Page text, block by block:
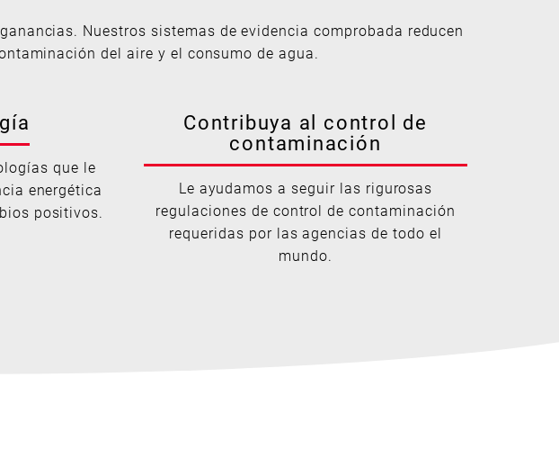
Nuestros sistemas de evidencia comprobada reducen
del aire y el consumo de agua.
que le
energética
positivos.
Contribuya al control de
contaminación
Le ayudamos a seguir las rigurosas
regulaciones de control de contaminación
requeridas por las agencias de todo el
mundo.